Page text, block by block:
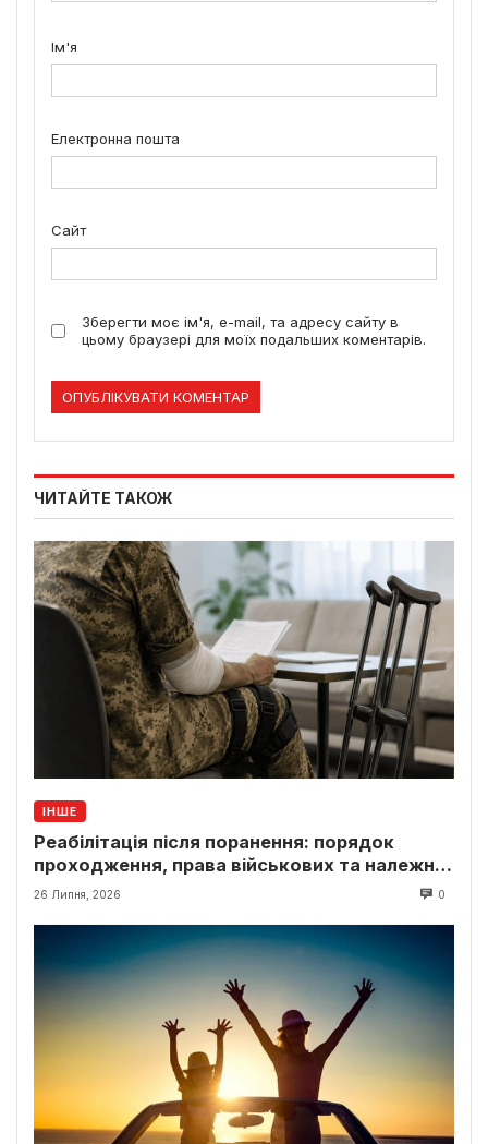
Ім'я
Електронна пошта
Сайт
Зберегти моє ім'я, e-mail, та адресу сайту в
цьому браузері для моїх подальших коментарів.
ЧИТАЙТЕ ТАКОЖ
ІНШЕ
Реабілітація після поранення: порядок
проходження, права військових та належні
виплати
26 Липня, 2026 0